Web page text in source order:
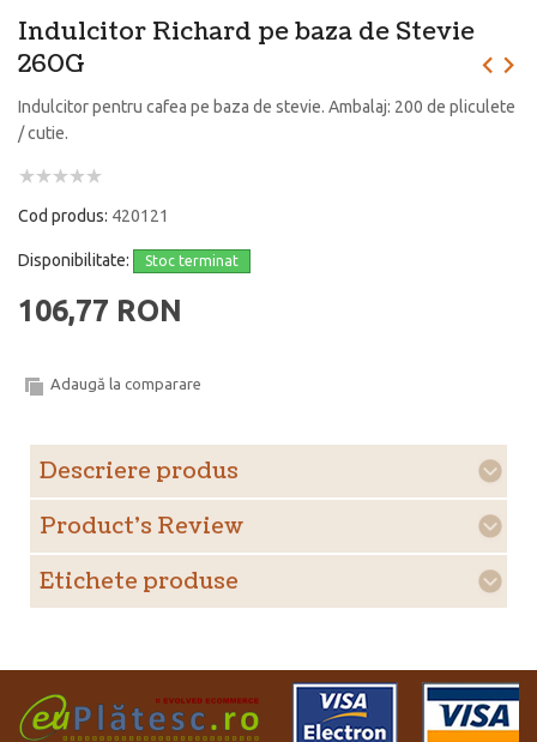
Indulcitor Richard pe baza de Stevie
260G
Indulcitor pentru cafea pe baza de stevie. Ambalaj: 200 de pliculete
/ cutie.
Cod produs: 420121
Disponibilitate: Stoc terminat
106,77 RON
Adaugă la comparare
Descriere produs
Product's Review
Etichete produse